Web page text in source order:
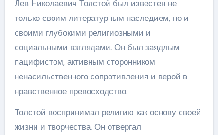
Лев Николаевич Толстой был известен не
только своим литературным наследием, но и
своими глубокими религиозными и
социальными взглядами. Он был заядлым
пацифистом, активным сторонником
ненасильственного сопротивления и верой в
нравственное превосходство.
Толстой воспринимал религию как основу своей
жизни и творчества. Он отвергал